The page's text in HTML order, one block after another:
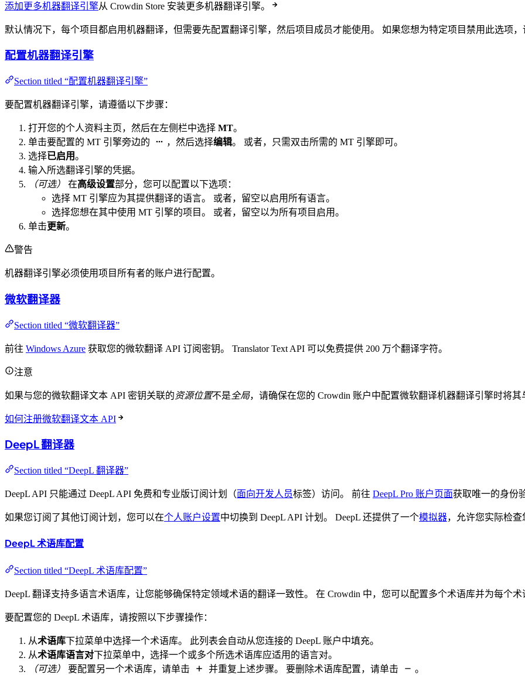
添加更多机器翻译引擎从 Crowdin Store 安装更多机器翻译引擎。
默认情况下，每个项目都启用机器翻译，但需要先配置翻译引擎，然后项目成员才能使用。 如果您想为特定项目禁用此选项，
配置机器翻译引擎
Section titled “配置机器翻译引擎”
要配置机器翻译引擎，请遵循以下步骤：
打开您的个人资料主页，然后在左侧栏中选择 MT。
单击要配置的 MT 引擎旁边的
，然后选择编辑。 或者，只需双击所需的 MT 引擎即可。
选择已启用。
输入所选翻译引擎的凭据。
（可选）
在高级设置部分，您可以配置以下选项：
选择 MT 引擎应为其提供翻译的语言。 或者，留空以启用所有语言。
选择您想在其中使用 MT 引擎的项目。 或者，留空以为所有项目启用。
单击更新。
警告
机器翻译引擎必须使用项目所有者的账户进行配置。
微软翻译器
Section titled “微软翻译器”
前往 Windows Azure 获取您的微软翻译 API 订阅密钥。 Translator Text API 可以免费提供 200 万个翻译字符。
注意
如果与您的微软翻译文本 API 密钥关联的资源位置不是全局，请确保在您的 Crowdin 账户中配置微软翻译机器翻译引擎时将其
如何注册微软翻译文本 API
DeepL 翻译器
Section titled “DeepL 翻译器”
DeepL API 只能通过 DeepL API 免费和专业版订阅计划（面向开发人员标签）访问。 前往 DeepL Pro 账户页面获取唯一的身份
如果您订阅了其他订阅计划，您可以在个人账户设置中切换到 DeepL API 计划。 DeepL 还提供了一个模拟器，允许您实际检查
DeepL 术语库配置
Section titled “DeepL 术语库配置”
DeepL 翻译支持多语言术语库，让您能够确保特定领域术语的翻译一致性。 在 Crowdin 中，您可以配置多个术语库并为每个术
要配置您的 DeepL 术语库，请按照以下步骤操作：
从术语库下拉菜单中选择一个术语库。 此列表会自动从您连接的 DeepL 账户中填充。
从术语库语言对下拉菜单中，选择一个或多个所选术语库应适用的语言对。
（可选）
要配置另一个术语库，请单击 并重复上述步骤。 要删除术语库配置，请单击 。